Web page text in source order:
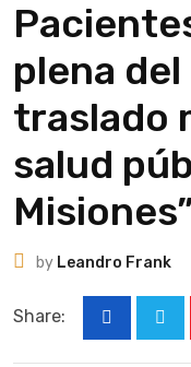
plena del
traslado
salud
by Leandro Frank
Share: